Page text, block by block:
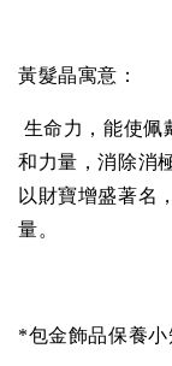
黃髮晶寓意 ：
生命力，能使佩
和力量，消除消
以財寶增盛著名
量。
*包金飾品保養小